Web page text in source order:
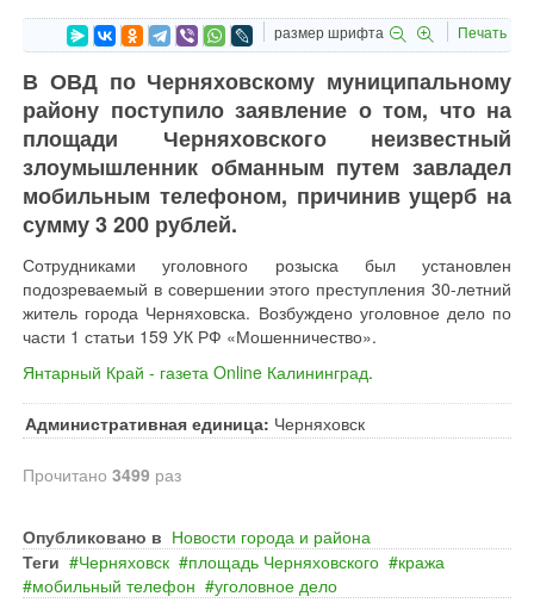
размер шрифта Печать
В ОВД по Черняховскому муниципальному
району поступило заявление о том, что на
площади Черняховского неизвестный
злоумышленник обманным путем завладел
мобильным телефоном, причинив ущерб на
сумму 3 200 рублей.
Сотрудниками уголовного розыска был установлен
подозреваемый в совершении этого преступления 30-летний
житель города Черняховска. Возбуждено уголовное дело по
части 1 статьи 159 УК РФ «Мошенничество».
Янтарный Край - газета Online Калининград.
Административная единица: Черняховск
Прочитано 3499 раз
Опубликовано в Новости города и района
Теги
Черняховск площадь Черняховского
кража
мобильный телефон
уголовное дело